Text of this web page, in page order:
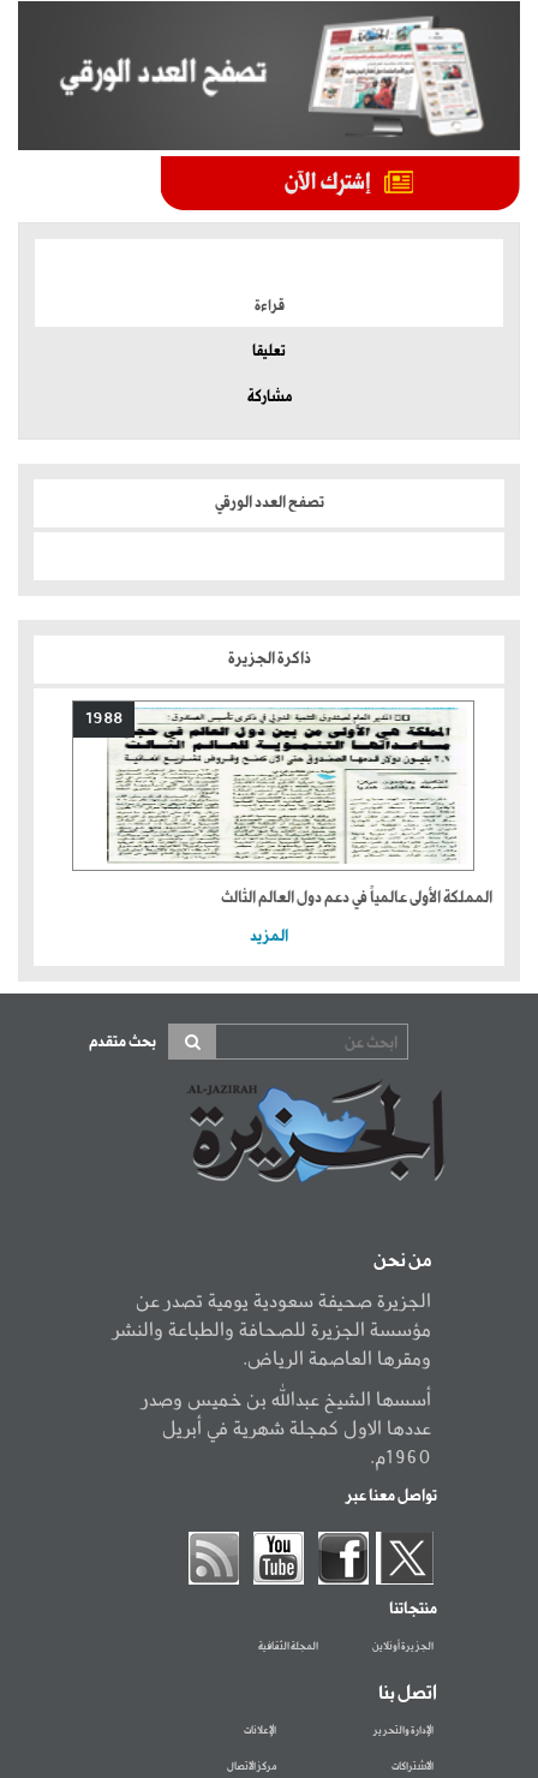
قراءة
تعليقا
مشاركة
تصفح العدد الورقي
ذاكرة الجزيرة
1988
المملكة الأولى عالمياً في دعم دول العالم الثالث
المزيد
بحث متقدم
من نحن
الجزيرة صحيفة سعودية يومية تصدر عن
مؤسسة الجزيرة للصحافة والطباعة والنشر
ومقرها العاصمة الرياض.
أسسها الشيخ عبدالله بن خميس وصدر
عددها الاول كمجلة شهرية في أبريل
1960م.
تواصل معنا عبر
منتجاتنا
الجزيرة أونلاين المجلة الثقافية
اتصل بنا
الإدارة والتحرير الإعلانات
الاشتراكات مركز الاتصال